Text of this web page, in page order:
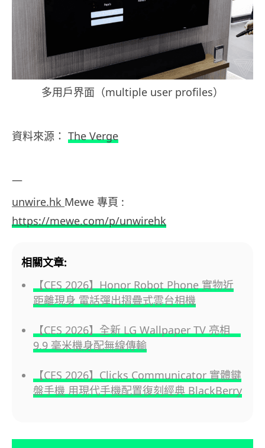
多用戶界面（multiple user profiles）
資料來源： The Verge
—
unwire.hk Mewe 專頁 :
https://mewe.com/p/unwirehk
相關文章:
【CES 2026】Honor Robot Phone 實物近
距離現身 電話彈出摺疊式雲台相機
【CES 2026】全新 LG Wallpaper TV 亮相
9.9 毫米機身配無線傳輸
【CES 2026】Clicks Communicator 實體鍵
盤手機 用現代手機配置復刻經典 BlackBerry